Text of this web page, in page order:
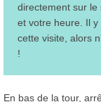
directement sur le
et votre heure. Il
cette visite, alors
!
En bas de la tour,